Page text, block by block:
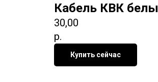
Кабель КВК
30,00
р.
Купить сейчас